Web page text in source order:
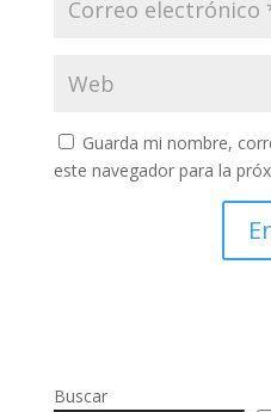
Guarda mi nombre,
este navegador para la
Buscar